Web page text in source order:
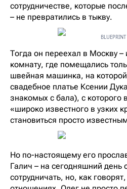
сотрудничестве, которые
– не превратились в тыкву.
BLUEPRINT
Тогда он переехал в Москву
комнату, где помещались
швейная машинка, на
свадебное платье Ксении
знакомых с бала), с которого
«широко известного в узких
становиться просто
Но по-настоящему его
Галич – на сегодняшний день
сотрудничать, но, как